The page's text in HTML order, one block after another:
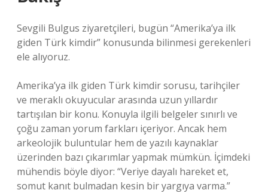
Sevgili Bulgus ziyaretçileri, bugün “Amerika’ya ilk
giden Türk kimdir” konusunda bilinmesi gerekenleri
ele alıyoruz.
Amerika’ya ilk giden Türk kimdir sorusu, tarihçiler
ve meraklı okuyucular arasında uzun yıllardır
tartışılan bir konu. Konuyla ilgili belgeler sınırlı ve
çoğu zaman yorum farkları içeriyor. Ancak hem
arkeolojik buluntular hem de yazılı kaynaklar
üzerinden bazı çıkarımlar yapmak mümkün. İçimdeki
mühendis böyle diyor: “Veriye dayalı hareket et,
somut kanıt bulmadan kesin bir yargıya varma.”